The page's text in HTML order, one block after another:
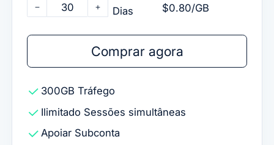
30 Dias $0.80/GB
Comprar agora
300GB Tráfego
Ilimitado Sessões simultâneas
Apoiar Subconta